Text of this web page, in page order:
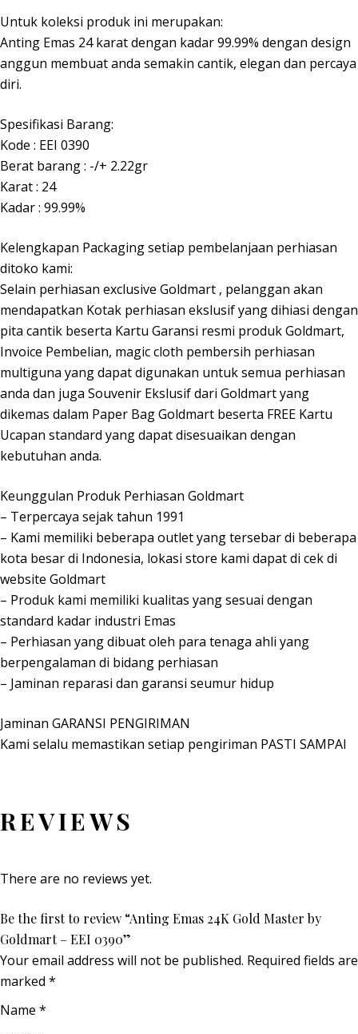
Untuk koleksi produk ini merupakan:
Anting Emas 24 karat dengan kadar 99.99% dengan design
anggun membuat anda semakin cantik, elegan dan percaya
diri.
Spesifikasi Barang:
Kode : EEI 0390
Berat barang : -/+ 2.22gr
Karat : 24
Kadar : 99.99%
Kelengkapan Packaging setiap pembelanjaan perhiasan
ditoko kami:
Selain perhiasan exclusive Goldmart , pelanggan akan
mendapatkan Kotak perhiasan ekslusif yang dihiasi dengan
pita cantik beserta Kartu Garansi resmi produk Goldmart,
Invoice Pembelian, magic cloth pembersih perhiasan
multiguna yang dapat digunakan untuk semua perhiasan
anda dan juga Souvenir Ekslusif dari Goldmart yang
dikemas dalam Paper Bag Goldmart beserta FREE Kartu
Ucapan standard yang dapat disesuaikan dengan
kebutuhan anda.
Keunggulan Produk Perhiasan Goldmart
– Terpercaya sejak tahun 1991
– Kami memiliki beberapa outlet yang tersebar di beberapa
kota besar di Indonesia, lokasi store kami dapat di cek di
website Goldmart
– Produk kami memiliki kualitas yang sesuai dengan
standard kadar industri Emas
– Perhiasan yang dibuat oleh para tenaga ahli yang
berpengalaman di bidang perhiasan
– Jaminan reparasi dan garansi seumur hidup
Jaminan GARANSI PENGIRIMAN
Kami selalu memastikan setiap pengiriman PASTI SAMPAI
REVIEWS
There are no reviews yet.
Be the first to review “Anting Emas 24K Gold Master by
Goldmart – EEI 0390”
Your email address will not be published. Required fields are
marked *
Name *